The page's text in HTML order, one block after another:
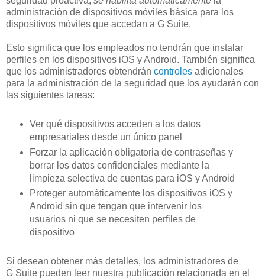
administración de dispositivos móviles básica para los
dispositivos móviles que accedan a G Suite.
Esto significa que los empleados no tendrán que instalar
perfiles en los dispositivos iOS y Android. También significa
que los administradores obtendrán controles adicionales
para la administración de la seguridad que los ayudarán con
las siguientes tareas:
Ver qué dispositivos acceden a los datos
empresariales desde un único panel
Forzar la aplicación obligatoria de contraseñas y
borrar los datos confidenciales mediante la
limpieza selectiva de cuentas para iOS y Android
Proteger automáticamente los dispositivos iOS y
Android sin que tengan que intervenir los
usuarios ni que se necesiten perfiles de
dispositivo
Si desean obtener más detalles, los administradores de
G Suite pueden leer nuestra publicación relacionada en el